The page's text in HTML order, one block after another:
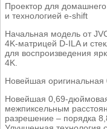
Проектор для
и технологией e-shift
Начальная модель от
4K-матрицей D-ILA и
для воспроизведения
4K.
Новейшая
Новейшая 0,69-
межпиксельным
разрешение – порядка